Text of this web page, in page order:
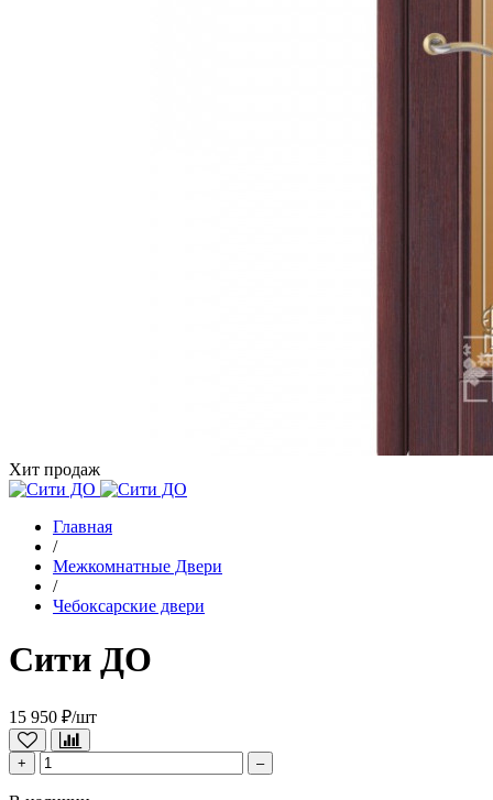
Хит продаж
Главная
/
Межкомнатные Двери
/
Чебоксарские двери
Сити ДО
15 950 ₽/шт
+ –